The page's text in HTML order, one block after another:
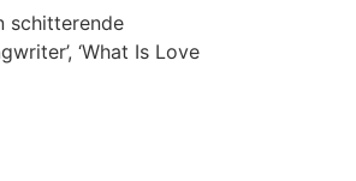
schitterende
‘What Is Love